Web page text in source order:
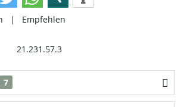
| Empfehlen
21.231.57.3
7